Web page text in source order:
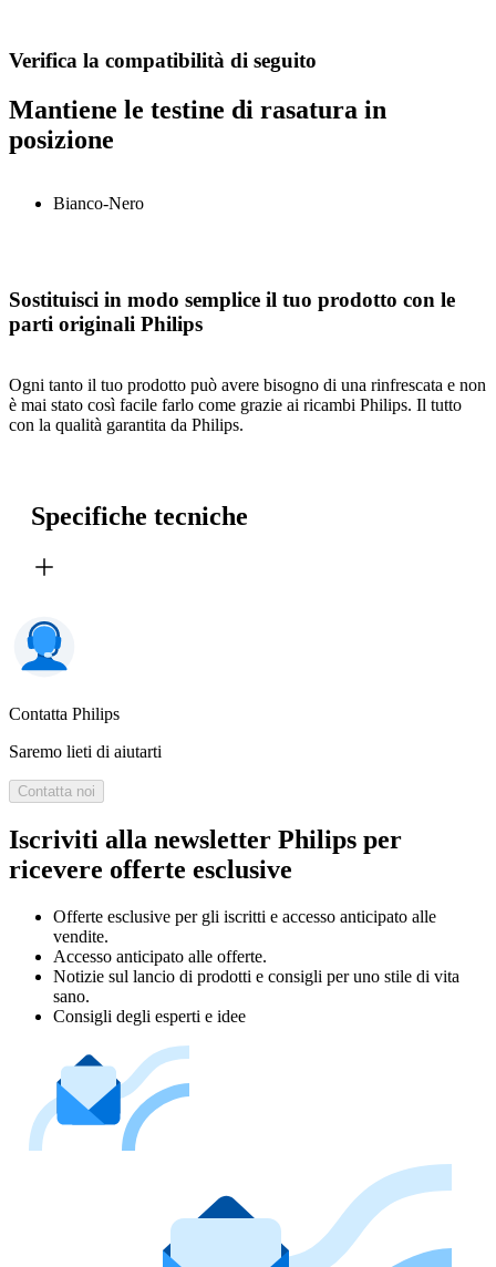
Verifica la compatibilità di seguito
Mantiene le testine di rasatura in
posizione
Bianco-Nero
Sostituisci in modo semplice il tuo prodotto con le
parti originali Philips
Ogni tanto il tuo prodotto può avere bisogno di una rinfrescata e non
è mai stato così facile farlo come grazie ai ricambi Philips. Il tutto
con la qualità garantita da Philips.
Specifiche tecniche
Contatta Philips
Saremo lieti di aiutarti
Contatta noi
Iscriviti alla newsletter Philips per
ricevere offerte esclusive
Offerte esclusive per gli iscritti e accesso anticipato alle
vendite.
Accesso anticipato alle offerte.
Notizie sul lancio di prodotti e consigli per uno stile di vita
sano.
Consigli degli esperti e idee